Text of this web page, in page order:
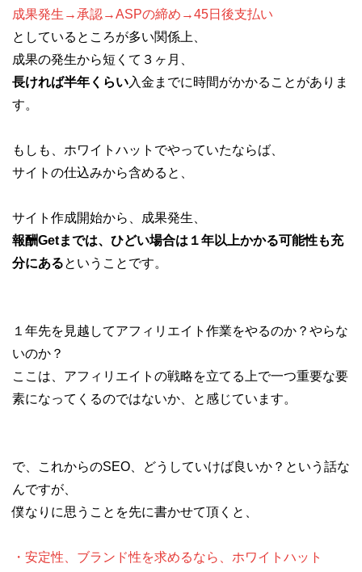
成果発生→承認→ASPの締め→45日後支払い
としているところが多い関係上、
成果の発生から短くて３ヶ月、
長ければ半年くらい入金までに時間がかかることがありま
す。
もしも、ホワイトハットでやっていたならば、
サイトの仕込みから含めると、
サイト作成開始から、成果発生、
報酬Getまでは、ひどい場合は１年以上かかる可能性も充
分にあるということです。
１年先を見越してアフィリエイト作業をやるのか？やらな
いのか？
ここは、アフィリエイトの戦略を立てる上で一つ重要な要
素になってくるのではないか、と感じています。
で、これからのSEO、どうしていけば良いか？という話な
んですが、
僕なりに思うことを先に書かせて頂くと、
・安定性、ブランド性を求めるなら、ホワイトハット